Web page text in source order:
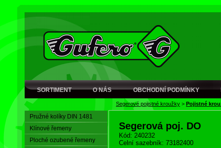
SORTIMENT O NÁS OBCHODNÍ PODMÍNKY
Segerové pojistné kroužky > Pojistné
Pružné kolíky DIN 1481
Klínové řemeny
Ploché ozubené řemeny
Segerová poj. DO
Kód: 240232
Celní sazebník: 73182400